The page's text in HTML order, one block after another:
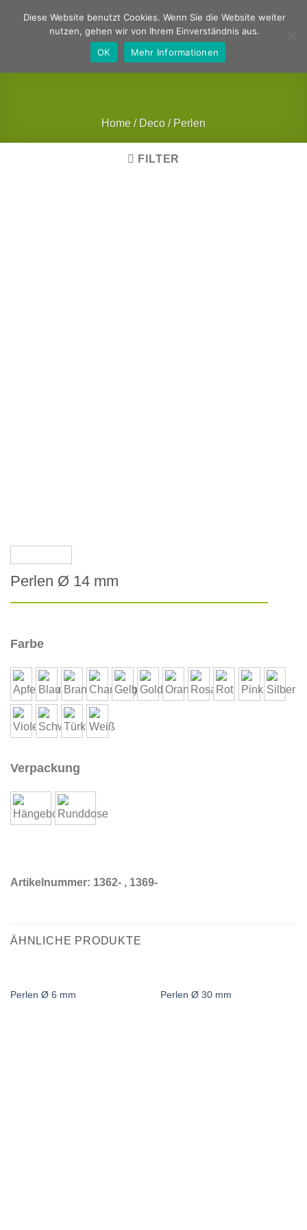
Home / Deco / Perlen
FILTER
Perlen Ø 14 mm
Farbe
Verpackung
Artikelnummer: 1362- , 1369-
ÄHNLICHE PRODUKTE
Perlen Ø 6 mm Perlen Ø 30 mm
Diese Website benutzt Cookies. Wenn Sie die Website weiter
nutzen, gehen wir von Ihrem Einverständnis aus.
OK
Mehr Informationen